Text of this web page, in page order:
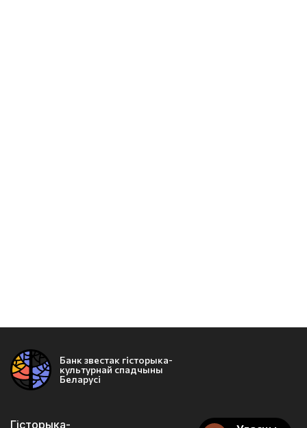
Банк звестак гісторыка-
культурнай спадчыны
Беларусі
Гісторыка-